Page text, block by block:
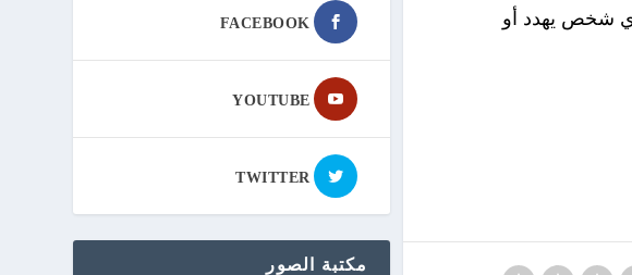
أي شخص يهدد أو
FACEBOOK
YOUTUBE
TWITTER
مكتبة الصور